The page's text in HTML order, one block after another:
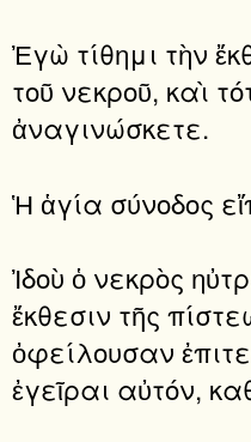
Ἐγὼ τίθημι τὴν
τοῦ νεκροῦ, καὶ
ἀναγινώσκετε.
Ἡ ἁγία σύνοδος
Ἰδοὺ ὁ νεκρὸς
ἔκθεσιν τῆς
ὀφείλουσαν
ἐγεῖραι αὐτόν,